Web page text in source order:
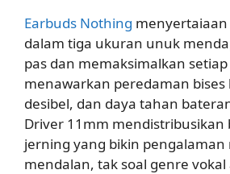
Earbuds Nothing
dalam tiga ukuran unuk
pas dan memaksimalkan
menawarkan peredaman bises
desibel, dan daya tahan
Driver 11mm mendistribusikan
jerning yang bikin
mendalan, tak soal genre vokal